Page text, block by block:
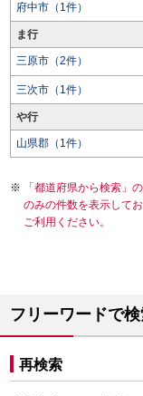
府中市（1件）
ま行
三原市（2件）
三次市（1件）
や行
山県郡（1件）
「都道府県から検索」
のみの件数を表示して
ご利用ください。
フリーワードで
再検索